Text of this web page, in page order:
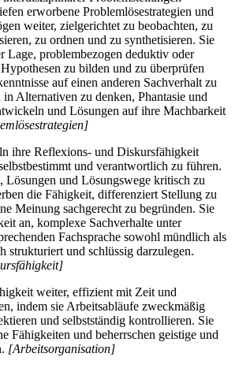
erworbene Problemlösestrategien und
weiter, zielgerichtet zu beobachten, zu
zu ordnen und zu synthetisieren. Sie
Lage, problembezogen deduktiv oder
zu bilden und zu überprüfen
auf einen anderen Sachverhalt zu
in Alternativen zu denken, Phantasie und
und Lösungen auf ihre Machbarkeit
ihre Reflexions- und Diskursfähigkeit
und verantwortlich zu führen.
Lösungen und Lösungswege kritisch zu
die Fähigkeit, differenziert Stellung zu
Meinung sachgerecht zu begründen. Sie
an, komplexe Sachverhalte unter
Fachsprache sowohl mündlich als
strukturiert und schlüssig darzulegen.
weiter, effizient mit Zeit und
indem sie Arbeitsabläufe zweckmäßig
und selbstständig kontrollieren. Sie
Fähigkeiten und beherrschen geistige und
[Arbeitsorganisation]